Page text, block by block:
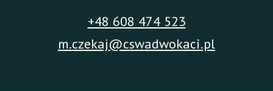
+48 608 474 523
m.czekaj@cswadwokaci.pl